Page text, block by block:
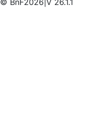
© BnF2026 V 26.1.1